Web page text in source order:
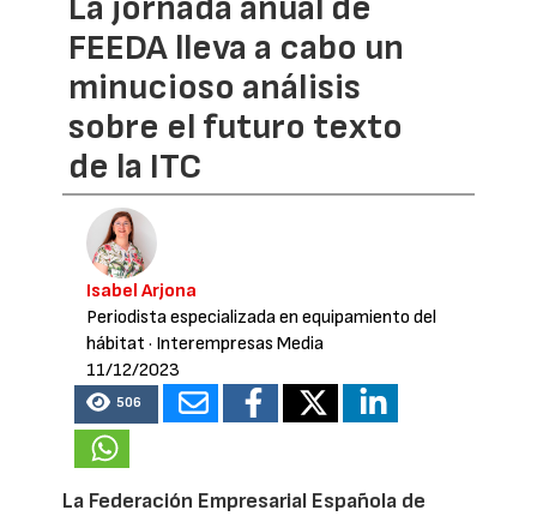
FEEDA lleva a cabo un
minucioso análisis
sobre el futuro texto
de la ITC
Isabel Arjona
Periodista especializada en equipamiento del
hábitat · Interempresas Media
11/12/2023
506
La Federación Empresarial Española de